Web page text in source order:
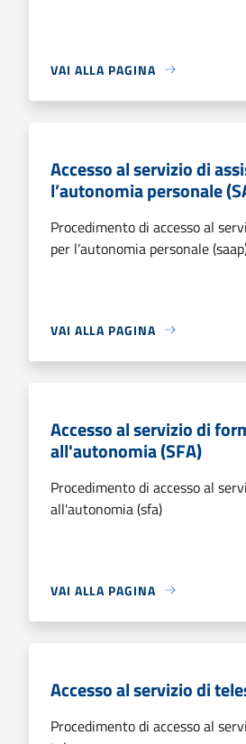
VAI ALLA PAGINA
Accesso al servizio di
l’autonomia personale
Procedimento di accesso al
per l’autonomia personale
VAI ALLA PAGINA
Accesso al servizio di
all'autonomia (SFA)
Procedimento di accesso al
all'autonomia (sfa)
VAI ALLA PAGINA
Accesso al servizio di
Procedimento di accesso al